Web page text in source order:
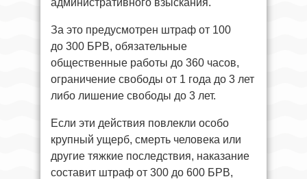
административного взыскания.
За это предусмотрен штраф от 100
до 300 БРВ, обязательные
общественные работы до 360 часов,
ограничение свободы от 1 года до 3 лет
либо лишение свободы до 3 лет.
Если эти действия повлекли особо
крупный ущерб, смерть человека или
другие тяжкие последствия, наказание
составит штраф от 300 до 600 БРВ,